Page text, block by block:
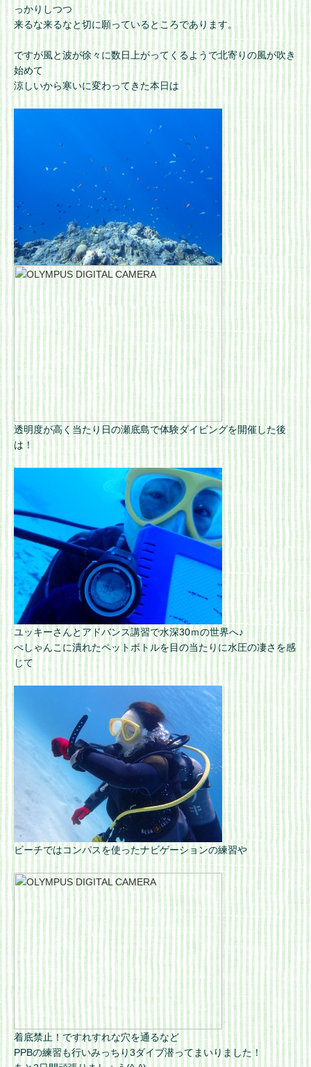
っかりしつつ
来るな来るなと切に願っているところであります。
ですが風と波が徐々に数日上がってくるようで北寄りの風が吹き
始めて
涼しいから寒いに変わってきた本日は
透明度が高く当たり日の瀬底島で体験ダイビングを開催した後
は！
ユッキーさんとアドバンス講習で水深30ｍの世界へ♪
ぺしゃんこに潰れたペットボトルを目の当たりに水圧の凄さを感
じて
ビーチではコンパスを使ったナビゲーションの練習や
着底禁止！ですれすれな穴を通るなど
PPBの練習も行いみっちり3ダイブ潜ってまいりました！